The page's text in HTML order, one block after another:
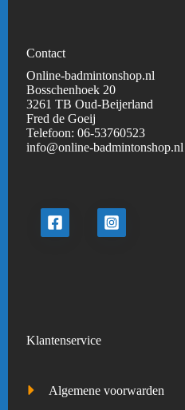
Contact
Online-badmintonshop.nl
Bosschenhoek 20
3261 TB Oud-Beijerland
Fred de Goeij
Telefoon:06-53760523
info@online-badmintonshop.nl
Klantenservice
Algemene voorwarden